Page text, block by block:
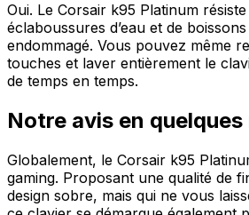
Oui. Le Corsair k95 Platinum
éclaboussures d’eau et de
endommagé. Vous pouvez même
touches et laver entièrement le
de temps en temps.
Notre avis en
Globalement, le Corsair k95
gaming. Proposant une qualité de
design sobre, mais qui ne vous